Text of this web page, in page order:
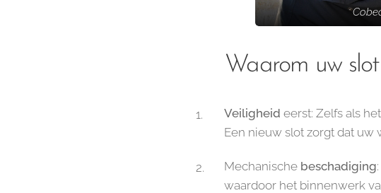
Waarom uw
Veiligheid eerst: Zelfs als
Een nieuw slot zorgt dat uw
Mechanische beschadiging
waardoor het binnenwerk